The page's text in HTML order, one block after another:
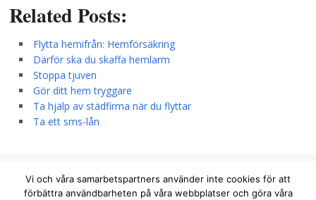
Related Posts:
Flytta hemifrån: Hemförsäkring
Därför ska du skaffa hemlarm
Stoppa tjuven
Gör ditt hem tryggare
Ta hjälp av städfirma när du flyttar
Ta ett sms-lån
info@homepoint.se
Vi och våra samarbetspartners använder inte cookies för att
förbättra användbarheten på våra webbplatser och göra våra